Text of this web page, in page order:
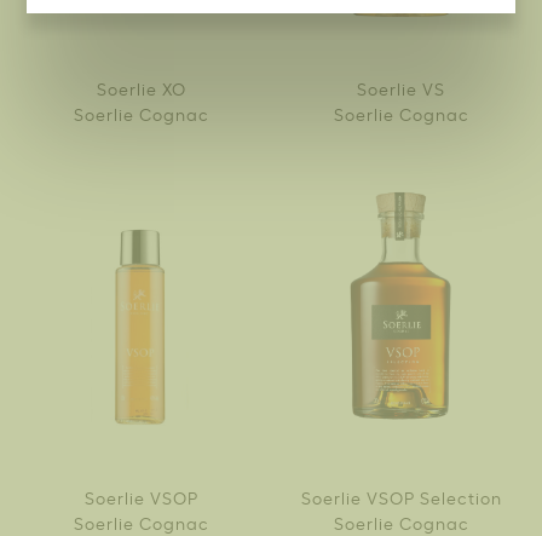
Soerlie XO
Soerlie Cognac
Soerlie VS
Soerlie Cognac
Soerlie VSOP
Soerlie Cognac
Soerlie VSOP Selection
Soerlie Cognac